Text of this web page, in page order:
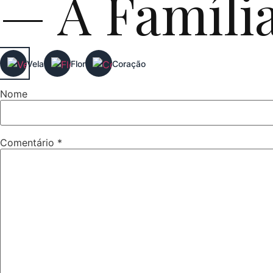
Vela Flor Coração
Nome
Comentário *